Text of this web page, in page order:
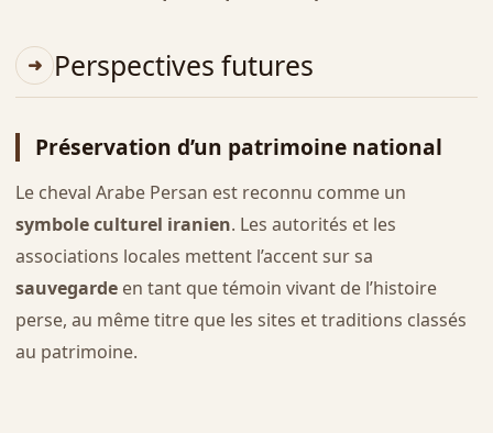
Perspectives futures
Préservation d’un patrimoine national
Le cheval Arabe Persan est reconnu comme un
symbole culturel iranien. Les autorités et les
associations locales mettent l’accent sur sa
sauvegardeen tant que témoin vivant de l’histoire
perse, au même titre que les sites et traditions classés
au patrimoine.